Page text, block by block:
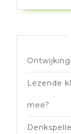
Lezende
mee?